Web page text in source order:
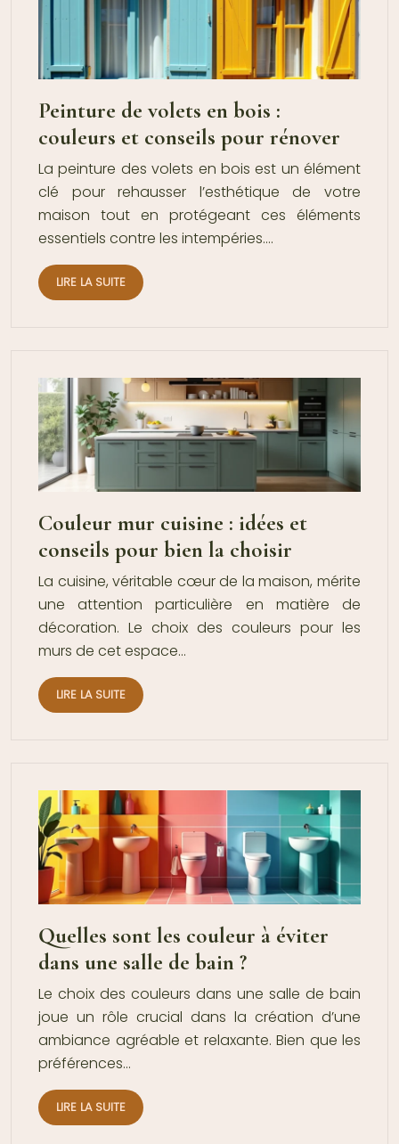
Peinture de volets en bois :
couleurs et conseils pour rénover
La peinture des volets en bois est un élément
clé pour rehausser l’esthétique de votre
maison tout en protégeant ces éléments
essentiels contre les intempéries….
LIRE LA SUITE
Couleur mur cuisine : idées et
conseils pour bien la choisir
La cuisine, véritable cœur de la maison, mérite
une attention particulière en matière de
décoration. Le choix des couleurs pour les
murs de cet espace…
LIRE LA SUITE
Quelles sont les couleur à éviter
dans une salle de bain ?
Le choix des couleurs dans une salle de bain
joue un rôle crucial dans la création d’une
ambiance agréable et relaxante. Bien que les
préférences…
LIRE LA SUITE